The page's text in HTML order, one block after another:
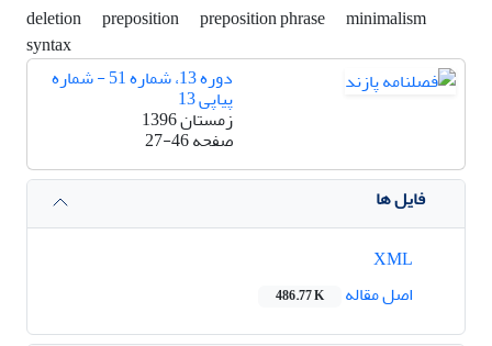
deletion preposition preposition phrase
minimalism
syntax
دوره 13، شماره 51 - شماره
پیاپی 13
زمستان 1396
صفحه27-46
فایل ها
اصل مقاله
486.77 K